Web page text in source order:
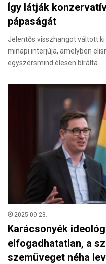
Így látják
pápaságát
Jelentős visszhangot váltott
minapi interjúja, amelyben
egyszersmind élesen bírálta…
2025.09.23.
Karácsonyék
elfogadhatatlan, a
szemüveget néha